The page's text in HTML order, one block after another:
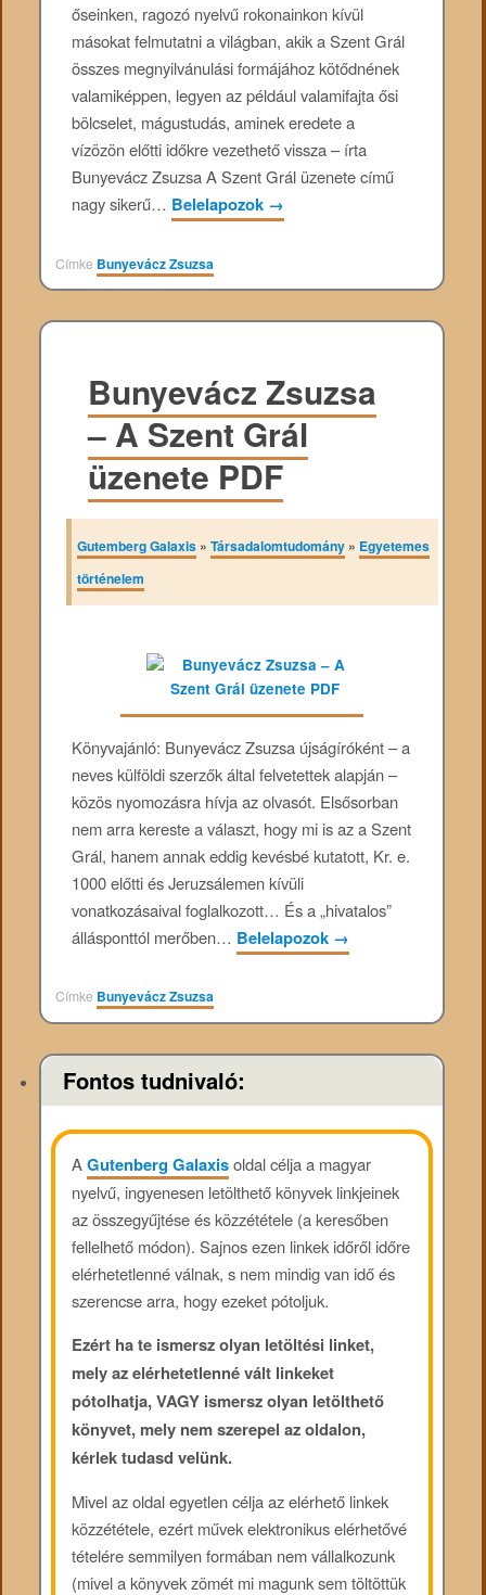
őseinken, ragozó nyelvű rokonainkon kívül
másokat felmutatni a világban, akik a Szent Grál
összes megnyilvánulási formájához kötődnének
valamiképpen, legyen az például valamifajta ősi
bölcselet, mágustudás, aminek eredete a
vízözön előtti időkre vezethető vissza – írta
Bunyevácz Zsuzsa A Szent Grál üzenete című
nagy sikerű… Belelapozok →
Címke Bunyevácz Zsuzsa
Bunyevácz Zsuzsa
– A Szent Grál
üzenete PDF
Gutemberg Galaxis »Társadalomtudomány » Egyetemes
történelem
Könyvajánló: Bunyevácz Zsuzsa újságíróként – a
neves külföldi szerzők által felvetettek alapján –
közös nyomozásra hívja az olvasót. Elsősorban
nem arra kereste a választ, hogy mi is az a Szent
Grál, hanem annak eddig kevésbé kutatott, Kr. e.
1000 előtti és Jeruzsálemen kívüli
vonatkozásaival foglalkozott… És a „hivatalos”
állásponttól merőben… Belelapozok →
Címke Bunyevácz Zsuzsa
Fontos tudnivaló:
AGutenberg Galaxisoldal célja a magyar
nyelvű, ingyenesen letölthető könyvek linkjeinek
az összegyűjtése és közzététele (a keresőben
fellelhető módon). Sajnos ezen linkek időről időre
elérhetetlenné válnak, s nem mindig van idő és
szerencse arra, hogy ezeket pótoljuk.
Ezért ha te ismersz olyan letöltési linket,
mely az elérhetetlenné vált linkeket
pótolhatja, VAGY ismersz olyan letölthető
könyvet, mely nem szerepel az oldalon,
kérlek tudasd velünk.
Mivel az oldal egyetlen célja az elérhető linkek
közzététele, ezért művek elektronikus elérhetővé
tételére semmilyen formában nem vállalkozunk
(mivel a könyvek zömét mi magunk sem töltöttük